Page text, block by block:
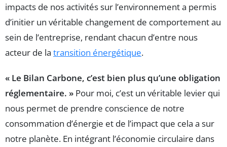
impacts de nos activités sur l’environnement a permis
d’initier un véritable changement de comportement au
sein de l’entreprise, rendant chacun d’entre nous
acteur de la transition énergétique.
« Le Bilan Carbone, c’est bien plus qu’une obligation
réglementaire. » Pour moi, c’est un véritable levier qui
nous permet de prendre conscience de notre
consommation d’énergie et de l’impact que cela a sur
notre planète. En intégrant l’économie circulaire dans